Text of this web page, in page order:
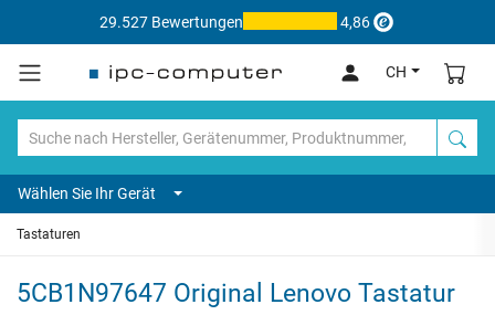
29.527 Bewertungen 4,86
CH
Wählen Sie Ihr Gerät
Tastaturen
5CB1N97647 Original Lenovo Tastatur